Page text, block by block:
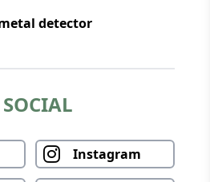
detector
Instagram